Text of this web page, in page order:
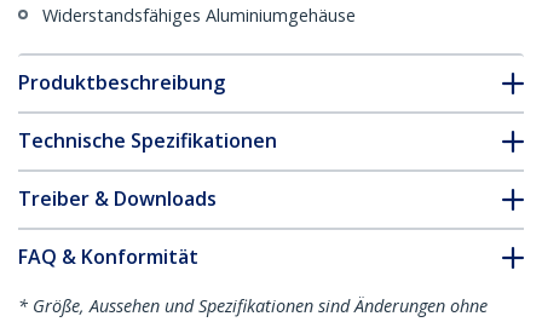
Widerstandsfähiges Aluminiumgehäuse
Produktbeschreibung
Technische Spezifikationen
Treiber & Downloads
FAQ & Konformität
* Größe, Aussehen und Spezifikationen sind Änderungen ohne